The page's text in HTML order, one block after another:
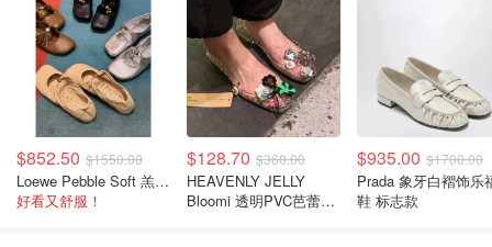
$852.50 $1550.00
Loewe Pebble Soft 羔羊皮芭蕾平底鞋
好看又舒服！
$128.70 $360.00
HEAVENLY JELLY
Bloomi 透明PVC芭蕾鞋
$935.00 $1700.00
Prada 象牙白褶饰乐福
鞋 标志款